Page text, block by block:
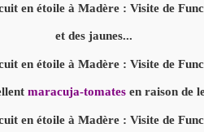
et des jaunes...
maracuja-tomates en raison de